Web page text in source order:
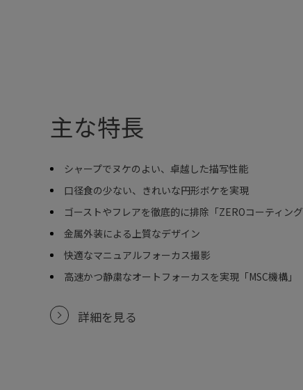
主な特長
シャープでヌケのよい、卓越した描写性能
口径食の少ない、きれいな円形ボケを実現
ゴーストやフレアを徹底的に排除「ZEROコーティング
金属外装による上質なデザイン
快適なマニュアルフォーカス撮影
高速かつ静粛なオートフォーカスを実現「MSC機構」
詳細を見る